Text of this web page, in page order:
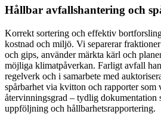
Hållbar avfallshantering och
Korrekt sortering och effektiv
kostnad och miljö. Vi separerar
och gips, använder märkta kärl och
möjliga klimatpåverkan. Farligt avfall
regelverk och i samarbete med
spårbarhet via kvitton och rapporter som
återvinningsgrad – tydlig dokumentation
uppföljning och hållbarhetsrapportering.